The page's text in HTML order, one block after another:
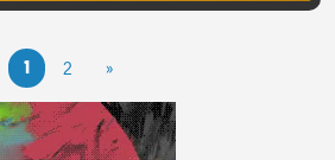
1 2 »